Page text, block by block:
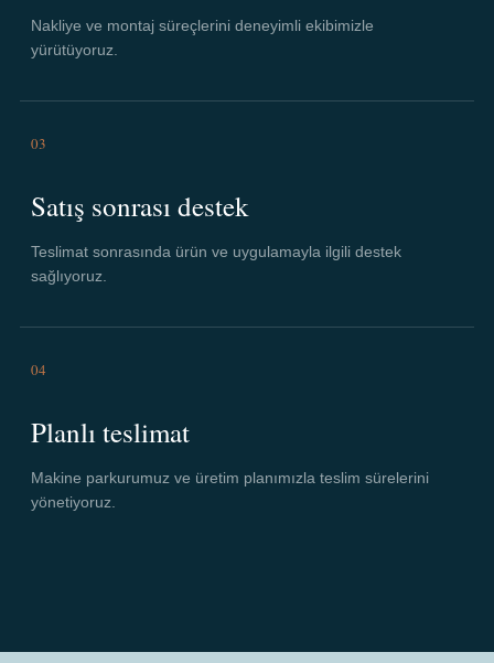
Nakliye ve montaj süreçlerini deneyimli ekibimizle
yürütüyoruz.
03
Satış sonrası destek
Teslimat sonrasında ürün ve uygulamayla ilgili destek
sağlıyoruz.
04
Planlı teslimat
Makine parkurumuz ve üretim planımızla teslim sürelerini
yönetiyoruz.